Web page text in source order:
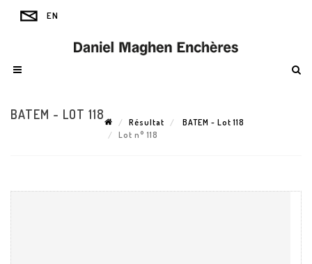
BATEM - LOT 118
Résultat
BATEM - Lot 118
Lot n° 118